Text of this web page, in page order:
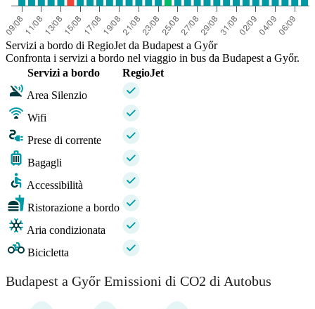
Servizi a bordo di RegioJet da Budapest a Győr
Confronta i servizi a bordo nel viaggio in bus da Budapest a Győr.
Servizi a bordo
RegioJet
Area Silenzio
Wifi
Prese di corrente
Bagagli
Accessibilità
Ristorazione a bordo
Aria condizionata
Bicicletta
Budapest a Győr Emissioni di CO2 di Autobus